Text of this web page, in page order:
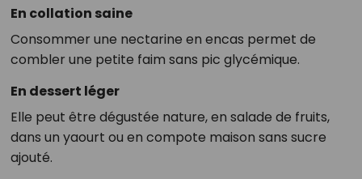
En collation saine
Consommer une nectarine en encas permet de
combler une petite faim sans pic glycémique.
En dessert léger
Elle peut être dégustée nature, en salade de fruits,
dans un yaourt ou en compote maison sans sucre
ajouté.